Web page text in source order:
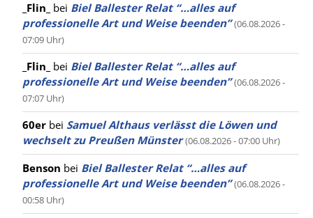
_Flin_ bei Biel Ballester Relat “…alles auf
professionelle Art und Weise beenden” (06.08.2026 -
07:09 Uhr)
_Flin_ bei Biel Ballester Relat “…alles auf
professionelle Art und Weise beenden” (06.08.2026 -
07:07 Uhr)
60er bei Samuel Althaus verlässt die Löwen und
wechselt zu Preußen Münster (06.08.2026 - 07:00 Uhr)
Benson bei Biel Ballester Relat “…alles auf
professionelle Art und Weise beenden” (06.08.2026 -
00:58 Uhr)